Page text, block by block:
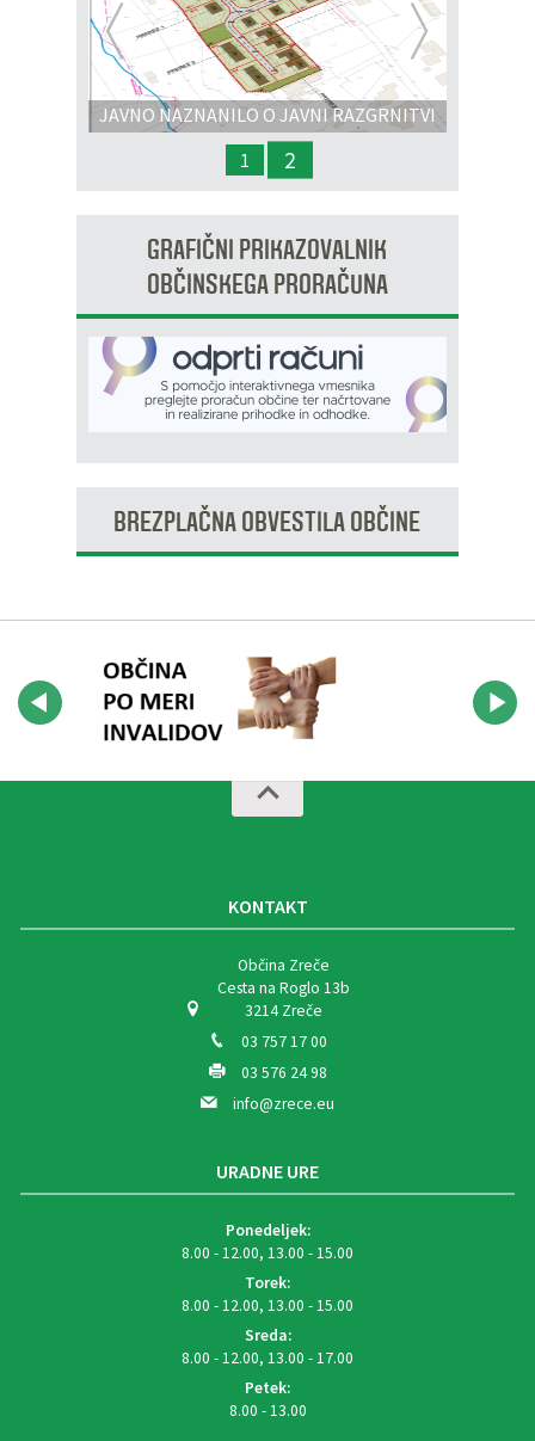
JAVNO NAZNANILO O JAVNI RAZGRNITVI
IN JAVNI OBRAVNAVI - OPPN na območju
OP8/009 – stanovanjsko območje Dobrava 3
Prejšnja
1 2
GRAFIČNI PRIKAZOVALNIK
OBČINSKEGA PRORAČUNA
BREZPLAČNA OBVESTILA OBČINE
KONTAKT
Občina Zreče
Cesta na Roglo 13b
3214 Zreče
03 757 17 00
03 576 24 98
info@zrece.eu
URADNE URE
Ponedeljek:
8.00 - 12.00, 13.00 - 15.00
Torek:
8.00 - 12.00, 13.00 - 15.00
Sreda:
8.00 - 12.00, 13.00 - 17.00
Petek:
8.00 - 13.00